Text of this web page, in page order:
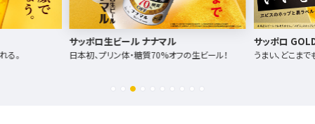
る。
サッポロ生ビール ナナマル
日本初、プリン体・糖質70%オフの生ビール！
サッポロ
うまい、どこまで